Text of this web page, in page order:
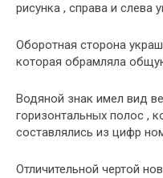
рисунка , справа и слева
Оборотная сторона
которая обрамляла
Водяной знак имел вид
горизонтальных полос ,
составлялись из цифр
Отличительной чертой